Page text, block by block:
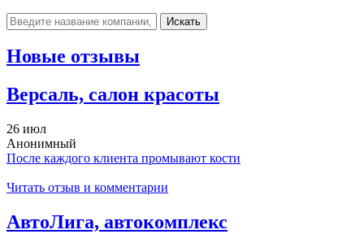
Искать
Новые отзывы
Версаль, салон красоты
26 июл
Анонимный
После каждого клиента промывают кости
Читать отзыв и комментарии
АвтоЛига, автокомплекс